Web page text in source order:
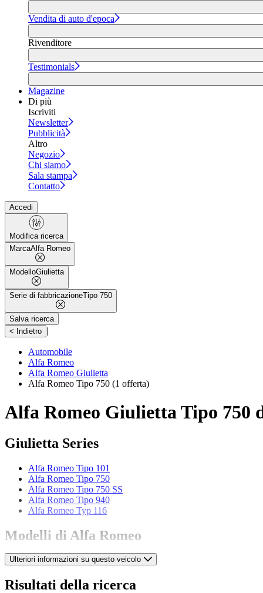
Vendita di auto d'epoca
Rivenditore
Testimonials
Magazine
Di più
Iscriviti
Newsletter
Pubblicità
Altro
Negozio
Chi siamo
Sala stampa
Contatto
Accedi
Modifica ricerca
MarcaAlfa Romeo
ModelloGiulietta
Serie di fabbricazioneTipo 750
Salva ricerca
< Indietro |
Automobile
Alfa Romeo
Alfa Romeo Giulietta
Alfa Romeo Tipo 750 (1 offerta)
Alfa Romeo Giulietta Tipo 750
Giulietta Series
Alfa Romeo Tipo 101
Alfa Romeo Tipo 750
Alfa Romeo Tipo 750 SS
Alfa Romeo Tipo 940
Alfa Romeo Typ 116
Modelli di Alfa Romeo
Alfa Romeo 164
Alfa Romeo 2000
Ulteriori informazioni su questo veicolo
Risultati della ricerca